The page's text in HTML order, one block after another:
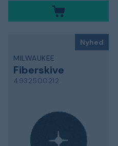
Nyhed
MILWAUKEE
Fiberskive
4932500212